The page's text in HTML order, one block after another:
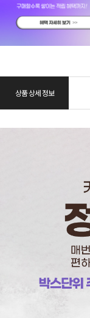
상품 상세 정보